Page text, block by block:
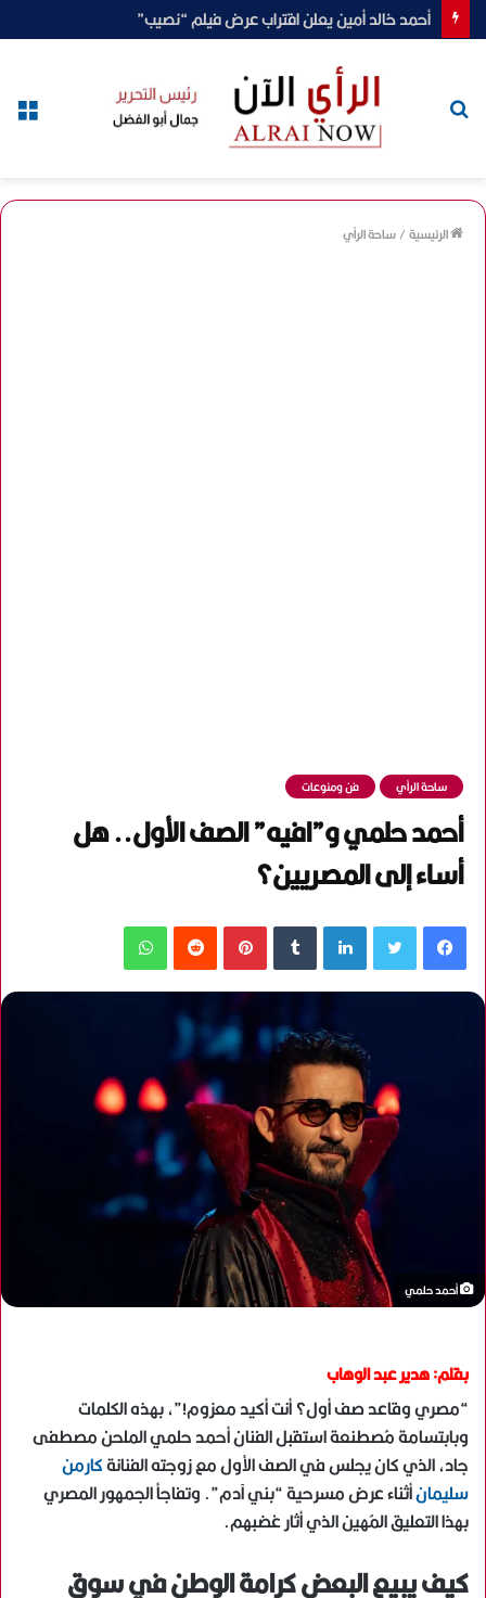
أحمد خالد أمين يعلن اقتراب عرض فيلم “نصيب”
الرئيسية/ساحة الرأي
ساحة الرأي فن ومنوعات
أحمد حلمي و”افيه” الصف الأول.. هل
أساء إلى المصريين؟
فيسبوك لينكدإن بينتيريست
أحمد حلمي
بقلم: هدير عبد الوهاب
“مصري وقاعد صف أول؟ أنت أكيد معزوم!”، بهذه الكلمات
وبابتسامة مُصطنعة استقبل الفنان أحمد حلمي الملحن مصطفى
جاد، الذي كان يجلس في الصف الأول مع زوجته الفنانةكارمن
سليمانأثناء عرض مسرحية “بني آدم”. وتفاجأ الجمهور المصري
بهذا التعليق المُهين الذي أثار غضبهم.
كيف يبيع البعض كرامة الوطن في سوق